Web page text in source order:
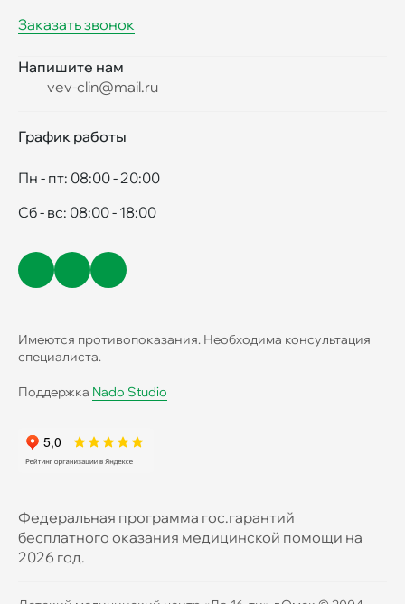
Заказать звонок
Напишите нам
vev-clin@mail.ru
График работы
Пн - пт: 08:00 - 20:00
Сб - вс: 08:00 - 18:00
Имеются противопоказания. Необходима консультация
специалиста.
Поддержка Nado Studio
Федеральная программа гос.гарантий
бесплатного оказания медицинской помощи на
2026 год.